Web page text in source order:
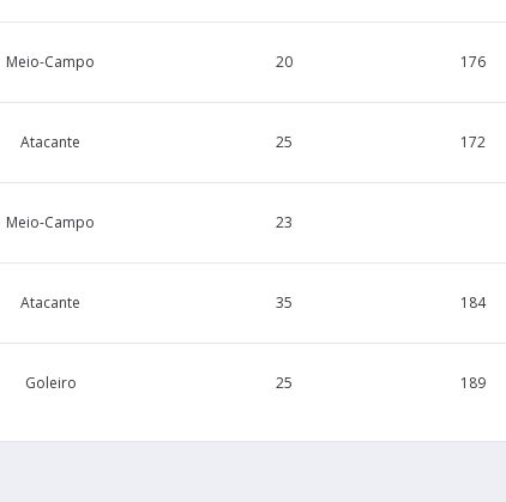
Meio-Campo 20 176
Atacante 25 172
Meio-Campo 23
Atacante 35 184
Goleiro 25 189